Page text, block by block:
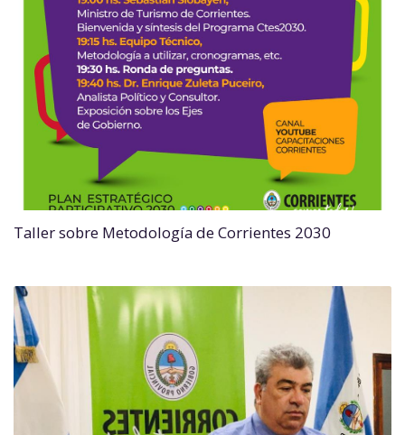
Taller sobre Metodología de Corrientes 2030